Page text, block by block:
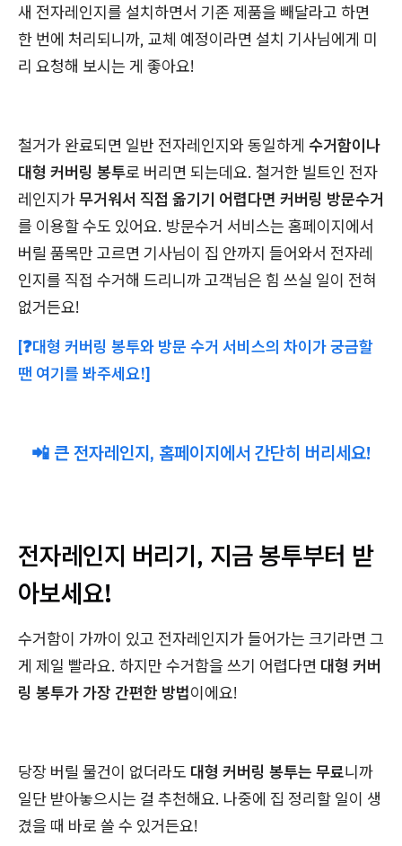
새 전자레인지를 설치하면서 기존 제품을 빼달라고 하면
한 번에 처리되니까, 교체 예정이라면 설치 기사님에게 미
리 요청해 보시는 게 좋아요!
철거가 완료되면 일반 전자레인지와 동일하게 수거함이나
대형 커버링 봉투로 버리면 되는데요. 철거한 빌트인 전자
레인지가무거워서 직접 옮기기 어렵다면 커버링 방문수거
를 이용할 수도 있어요. 방문수거 서비스는 홈페이지에서
버릴 품목만 고르면 기사님이 집 안까지 들어와서 전자레
인지를 직접 수거해 드리니까 고객님은 힘 쓰실 일이 전혀
없거든요!
[❓대형 커버링 봉투와 방문 수거 서비스의 차이가 궁금할
땐 여기를 봐주세요!]
📲 큰 전자레인지, 홈페이지에서 간단히 버리세요!
전자레인지 버리기, 지금 봉투부터 받
아보세요!
수거함이 가까이 있고 전자레인지가 들어가는 크기라면 그
게 제일 빨라요. 하지만 수거함을 쓰기 어렵다면 대형 커버
링 봉투가 가장 간편한 방법이에요!
당장 버릴 물건이 없더라도 대형 커버링 봉투는 무료니까
일단 받아놓으시는 걸 추천해요. 나중에 집 정리할 일이 생
겼을 때 바로 쓸 수 있거든요!